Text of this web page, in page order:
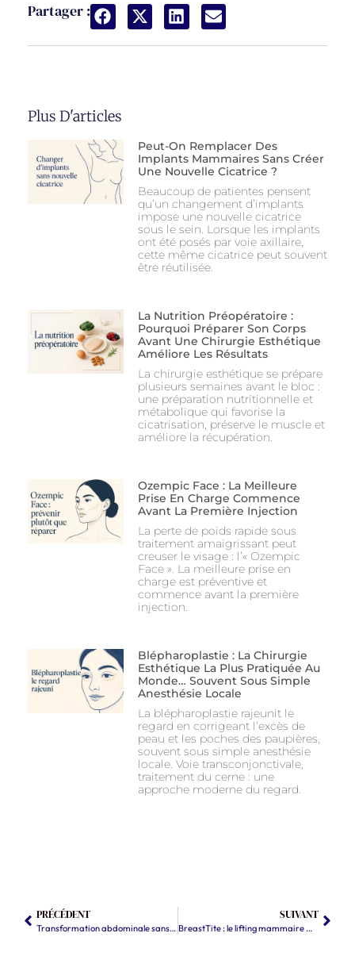
Partager :
Plus D'articles
Peut-On Remplacer Des
Implants Mammaires Sans Créer
Une Nouvelle Cicatrice ?
Beaucoup de patientes pensent
qu’un changement d’implants
impose une nouvelle cicatrice
sous le sein. Lorsque les implants
ont été posés par voie axillaire,
cette même cicatrice peut souvent
être réutilisée.
La Nutrition Préopératoire :
Pourquoi Préparer Son Corps
Avant Une Chirurgie Esthétique
Améliore Les Résultats
La chirurgie esthétique se prépare
plusieurs semaines avant le bloc :
une préparation nutritionnelle et
métabolique qui favorise la
cicatrisation, préserve le muscle et
améliore la récupération.
Ozempic Face : La Meilleure
Prise En Charge Commence
Avant La Première Injection
La perte de poids rapide sous
traitement amaigrissant peut
creuser le visage : l’« Ozempic
Face ». La meilleure prise en
charge est préventive et
commence avant la première
injection.
Blépharoplastie : La Chirurgie
Esthétique La Plus Pratiquée Au
Monde… Souvent Sous Simple
Anesthésie Locale
La blépharoplastie rajeunit le
regard en corrigeant l’excès de
peau et les poches des paupières,
souvent sous simple anesthésie
locale. Voie transconjonctivale,
traitement du cerne : une
approche moderne du regard.
PRÉCÉDENT
Transformation abdominale sans cicatrice : une nouvelle ère du body contouring
SUIVANT
BreastTite : le lifting mammaire mini-invasif sans cicatrice